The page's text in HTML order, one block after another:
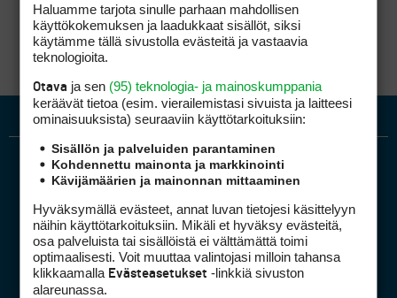
Golfpiste mediakortti
Haluamme tarjota sinulle parhaan mahdollisen
käyttökokemuksen ja laadukkaat sisällöt, siksi
käytämme tällä sivustolla evästeitä ja vastaavia
teknologioita.
Otava ja sen (95) teknologia- ja mainoskumppania
keräävät tietoa (esim. vierailemis­tasi sivuista ja laitteesi
ominaisuuk­sista) seuraaviin käyttötarkoituksiin:
Sisällön ja palveluiden parantaminen
Kohdennettu mainonta ja markkinointi
Kävijämäärien ja mainonnan mittaaminen
Hyväksymällä evästeet, annat luvan tietojesi käsittelyyn
näihin käyttötarkoituksiin. Mikäli et hyväksy evästeitä,
osa palveluista tai sisällöistä ei välttämättä toimi
optimaalisesti. Voit muuttaa valintojasi milloin tahansa
klikkaamalla Evästeasetukset -linkkiä sivuston
alareunassa.